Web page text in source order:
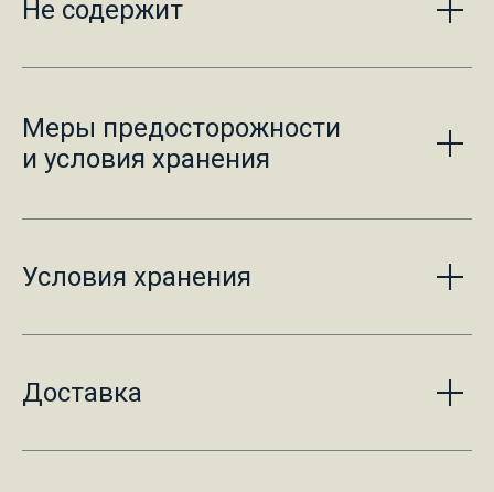
Не содержит
Меры предосторожности
и условия хранения
Условия хранения
Доставка